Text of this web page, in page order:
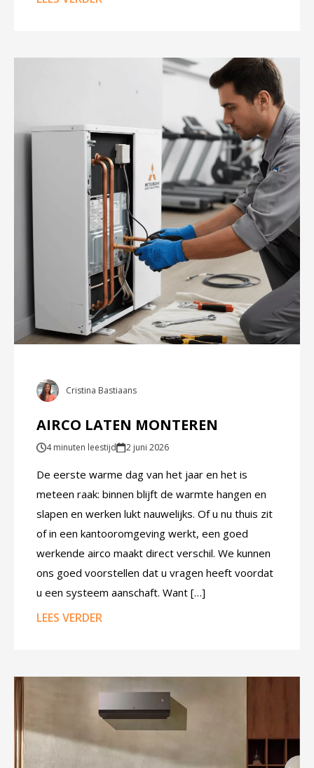
Cristina Bastiaans
AIRCO LATEN MONTEREN
4 minuten leestijd 2 juni 2026
De eerste warme dag van het jaar en het is
meteen raak: binnen blijft de warmte hangen en
slapen en werken lukt nauwelijks. Of u nu thuis zit
of in een kantooromgeving werkt, een goed
werkende airco maakt direct verschil. We kunnen
ons goed voorstellen dat u vragen heeft voordat
u een systeem aanschaft. Want […]
LEES VERDER